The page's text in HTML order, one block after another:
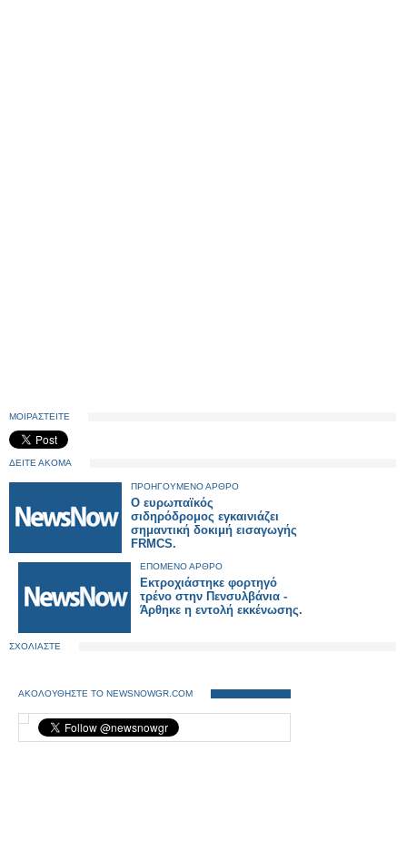
ΜΟΙΡΑΣΤΕΙΤΕ
ΔΕΙΤΕ ΑΚΟΜΑ
ΠΡΟΗΓΟΥΜΕΝΟ ΑΡΘΡΟ
Ο ευρωπαϊκός
σιδηρόδρομος εγκαινιάζει
σημαντική δοκιμή εισαγωγής
FRMCS.
ΕΠΟΜΕΝΟ ΑΡΘΡΟ
Εκτροχιάστηκε φορτηγό
τρένο στην Πενσυλβάνια -
Άρθηκε η εντολή εκκένωσης.
ΣΧΟΛΙΑΣΤΕ
ΑΚΟΛΟΥΘΗΣΤΕ ΤΟ NEWSNOWGR.COM